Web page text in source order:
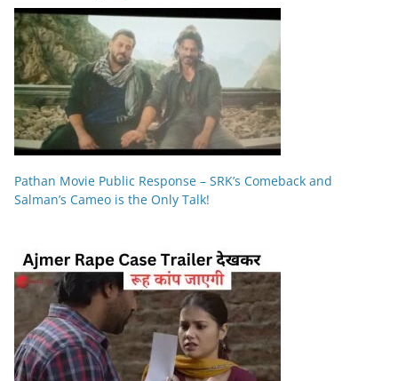
Pathan Movie Public Response – SRK’s Comeback and
Salman’s Cameo is the Only Talk!